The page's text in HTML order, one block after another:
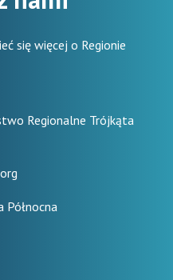
się więcej o Regionie
Regionalne Trójkąta
Północna